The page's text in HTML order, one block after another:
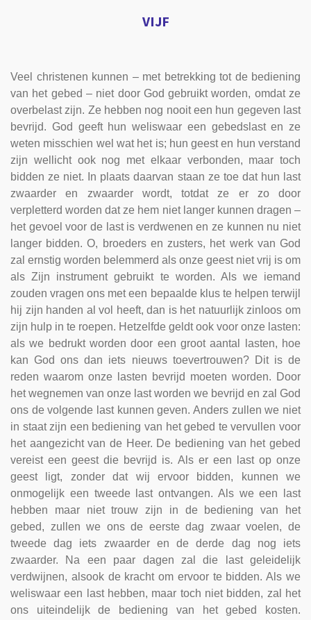
VIJF
Veel christenen kunnen – met betrekking tot de bediening
van het gebed – niet door God gebruikt worden, omdat ze
overbelast zijn. Ze hebben nog nooit een hun gegeven last
bevrijd. God geeft hun weliswaar een gebedslast en ze
weten misschien wel wat het is; hun geest en hun verstand
zijn wellicht ook nog met elkaar verbonden, maar toch
bidden ze niet. In plaats daarvan staan ze toe dat hun last
zwaarder en zwaarder wordt, totdat ze er zo door
verpletterd worden dat ze hem niet langer kunnen dragen –
het gevoel voor de last is verdwenen en ze kunnen nu niet
langer bidden. O, broeders en zusters, het werk van God
zal ernstig worden belemmerd als onze geest niet vrij is om
als Zijn instrument gebruikt te worden. Als we iemand
zouden vragen ons met een bepaalde klus te helpen terwijl
hij zijn handen al vol heeft, dan is het natuurlijk zinloos om
zijn hulp in te roepen. Hetzelfde geldt ook voor onze lasten:
als we bedrukt worden door een groot aantal lasten, hoe
kan God ons dan iets nieuws toevertrouwen? Dit is de
reden waarom onze lasten bevrijd moeten worden. Door
het wegnemen van onze last worden we bevrijd en zal God
ons de volgende last kunnen geven. Anders zullen we niet
in staat zijn een bediening van het gebed te vervullen voor
het aangezicht van de Heer. De bediening van het gebed
vereist een geest die bevrijd is. Als er een last op onze
geest ligt, zonder dat wij ervoor bidden, kunnen we
onmogelijk een tweede last ontvangen. Als we een last
hebben maar niet trouw zijn in de bediening van het
gebed, zullen we ons de eerste dag zwaar voelen, de
tweede dag iets zwaarder en de derde dag nog iets
zwaarder. Na een paar dagen zal die last geleidelijk
verdwijnen, alsook de kracht om ervoor te bidden. Als we
weliswaar een last hebben, maar toch niet bidden, zal het
ons uiteindelijk de bediening van het gebed kosten.